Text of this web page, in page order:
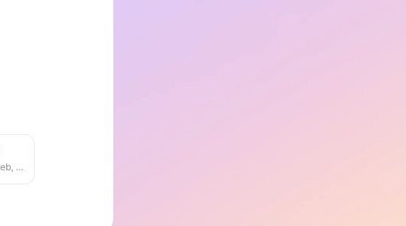
Un outil efficace d'extraction de contenu vidéo sur le web, capable de scanner rapidement les pages et d'organiser les informations vidéo dans un tableau Markdown structuré.